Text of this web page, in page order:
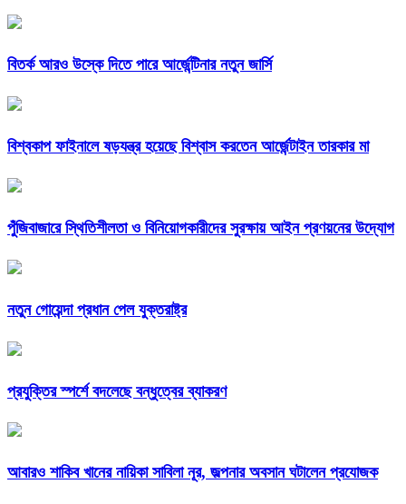
বিতর্ক আরও উস্কে দিতে পারে আর্জেন্টিনার নতুন জার্সি
বিশ্বকাপ ফাইনালে ষড়যন্ত্র হয়েছে বিশ্বাস করতেন আর্জেন্টাইন তারকার মা
পুঁজিবাজারে স্থিতিশীলতা ও বিনিয়োগকারীদের সুরক্ষায় আইন প্রণয়নের উদ্যোগ
নতুন গোয়েন্দা প্রধান পেল যুক্তরাষ্ট্র
প্রযুক্তির স্পর্শে বদলেছে বন্ধুত্বের ব্যাকরণ
আবারও শাকিব খানের নায়িকা সাবিলা নূর, জল্পনার অবসান ঘটালেন প্রযোজক